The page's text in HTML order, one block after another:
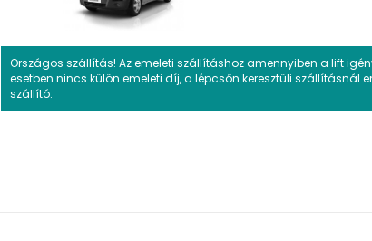
Országos szállítás! Az emeleti szállításhoz amennyiben a lift
esetben nincs külön emeleti díj, a lépcsőn keresztüli szállításnál
szállító.